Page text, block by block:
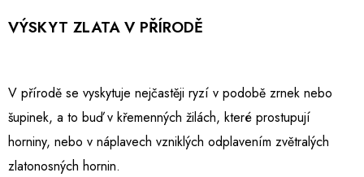
VÝSKYT ZLATA V PŘÍRODĚ
V přírodě se vyskytuje nejčastěji ryzí v podobě zrnek nebo
šupinek, a to buď v křemenných žilách, které prostupují
horniny, nebo v náplavech vzniklých odplavením zvětralých
zlatonosných hornin.